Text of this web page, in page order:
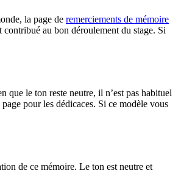
la page de remerciements de mémoire
contribué au bon déroulement du stage. Si
que le ton reste neutre, il n’est pas habituel
pour les dédicaces. Si ce modèle vous
de ce mémoire. Le ton est neutre et